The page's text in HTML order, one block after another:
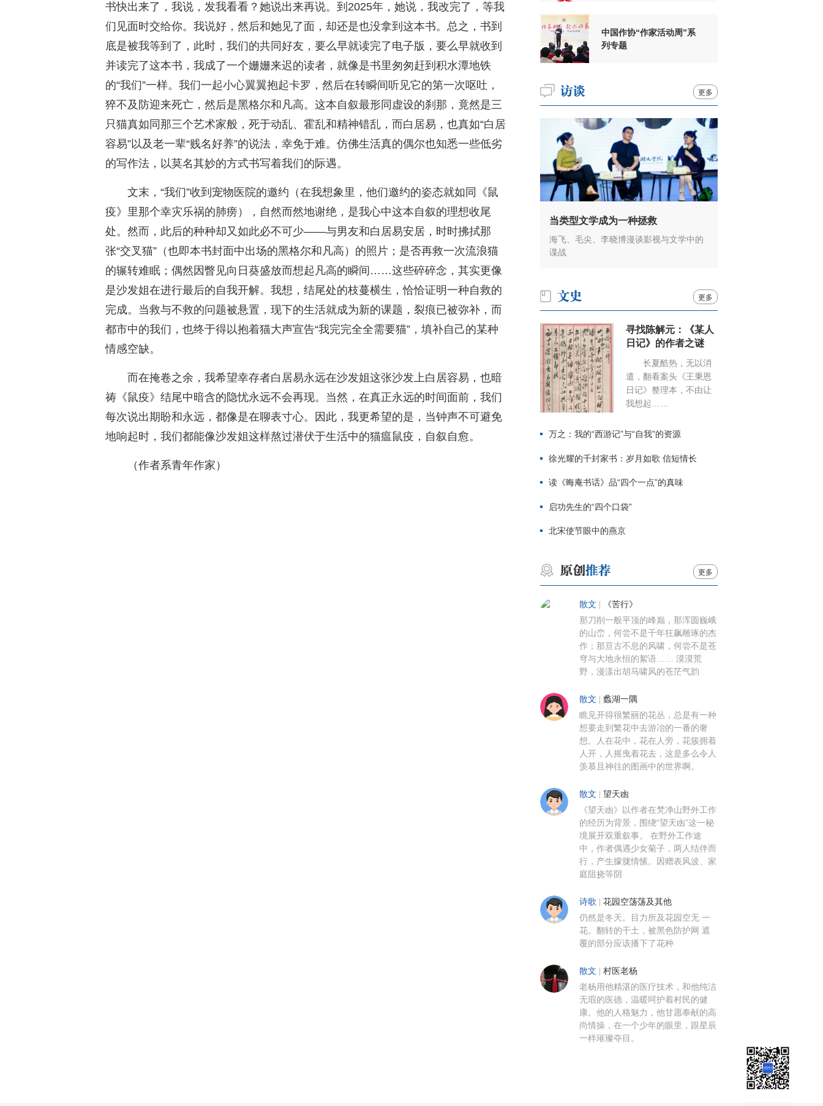
书快出来了，我说，发我看看？她说出来再说。到2025年，她说，我改完了，等我
们见面时交给你。我说好，然后和她见了面，却还是也没拿到这本书。总之，书到
底是被我等到了，此时，我们的共同好友，要么早就读完了电子版，要么早就收到
并读完了这本书，我成了一个姗姗来迟的读者，就像是书里匆匆赶到积水潭地铁
的“我们”一样。我们一起小心翼翼抱起卡罗，然后在转瞬间听见它的第一次呕吐，
猝不及防迎来死亡，然后是黑格尔和凡高。这本自叙最形同虚设的刹那，竟然是三
只猫真如同那三个艺术家般，死于动乱、霍乱和精神错乱，而白居易，也真如“白居
容易”以及老一辈“贱名好养”的说法，幸免于难。仿佛生活真的偶尔也知悉一些低劣
的写作法，以莫名其妙的方式书写着我们的际遇。
文末，“我们”收到宠物医院的邀约（在我想象里，他们邀约的姿态就如同《鼠
疫》里那个幸灾乐祸的肺痨），自然而然地谢绝，是我心中这本自叙的理想收尾
处。然而，此后的种种却又如此必不可少——与男友和白居易安居，时时拂拭那
张“交叉猫”（也即本书封面中出场的黑格尔和凡高）的照片；是否再救一次流浪猫
的辗转难眠；偶然因瞥见向日葵盛放而想起凡高的瞬间……这些碎碎念，其实更像
是沙发姐在进行最后的自我开解。我想，结尾处的枝蔓横生，恰恰证明一种自救的
完成。当救与不救的问题被悬置，现下的生活就成为新的课题，裂痕已被弥补，而
都市中的我们，也终于得以抱着猫大声宣告“我完完全全需要猫”，填补自己的某种
情感空缺。
而在掩卷之余，我希望幸存者白居易永远在沙发姐这张沙发上白居容易，也暗
祷《鼠疫》结尾中暗含的隐忧永远不会再现。当然，在真正永远的时间面前，我们
每次说出期盼和永远，都像是在聊表寸心。因此，我更希望的是，当钟声不可避免
地响起时，我们都能像沙发姐这样熬过潜伏于生活中的猫瘟鼠疫，自叙自愈。
（作者系青年作家）
中国作协“作家活动周”系
列专题
更多
当类型文学成为一种拯救
海飞、毛尖、李晓博漫谈影视与文学中的
谍战
更多
寻找陈解元：《某人
日记》的作者之谜
长夏酷热，无以消
遣，翻看案头《王秉恩
日记》整理本，不由让
我想起……
万之：我的“西游记”与“自我”的资源
徐光耀的千封家书：岁月如歌 信短情长
读《晦庵书话》品“四个一点”的真味
启功先生的“四个口袋”
北宋使节眼中的燕京
更多
散文 《苦行》
那刀削一般平顶的峰巅，那浑圆巍峨
的山峦，何尝不是千年狂飙雕琢的杰
作；那亘古不息的风啸，何尝不是苍
穹与大地永恒的絮语…… 漠漠荒
野，漫漾出胡马啸风的苍茫气韵
散文 蠡湖一隅
瞧见开得很繁丽的花丛，总是有一种
想要走到繁花中去游冶的一番的奢
想。人在花中，花在人旁，花簇拥着
人开，人摇曳着花去，这是多么令人
羡慕且神往的图画中的世界啊。
散文 望天凼
《望天凼》以作者在梵净山野外工作
的经历为背景，围绕“望天凼”这一秘
境展开双重叙事。 在野外工作途
中，作者偶遇少女菊子，两人结伴而
行，产生朦胧情愫。因赠表风波、家
庭阻挠等阴
诗歌 花园空荡荡及其他
仍然是冬天。目力所及花园空无 一
花。翻转的干土，被黑色防护网 遮
覆的部分应该播下了花种
散文 村医老杨
老杨用他精湛的医疗技术，和他纯洁
无瑕的医德，温暖呵护着村民的健
康。他的人格魅力，他甘愿奉献的高
尚情操，在一个少年的眼里，跟星辰
一样璀璨夺目。